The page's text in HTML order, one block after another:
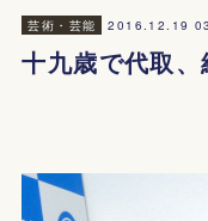
芸術・芸能 2016.12.19
十九歳で代取